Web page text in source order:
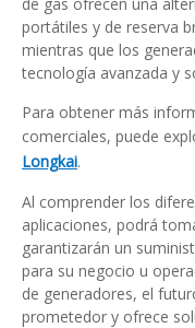
portátiles y de reserva
mientras que los
tecnología avanzada y
Para obtener más
comerciales, puede
Longkai.
Al comprender los
aplicaciones, podrá
garantizarán un
para su negocio u
de generadores, el
prometedor y ofrece